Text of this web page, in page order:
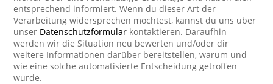
entsprechend informiert. Wenn du dieser Art der
Verarbeitung widersprechen möchtest, kannst du uns über
unser Datenschutzformular kontaktieren. Daraufhin
werden wir die Situation neu bewerten und/oder dir
weitere Informationen darüber bereitstellen, warum und
wie eine solche automatisierte Entscheidung getroffen
wurde.